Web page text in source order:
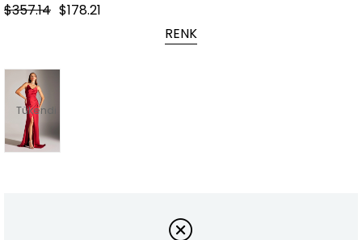
$357.14 $178.21
RENK
Tükendi